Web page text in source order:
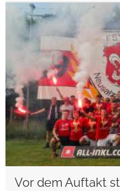
Vor dem Auftakt